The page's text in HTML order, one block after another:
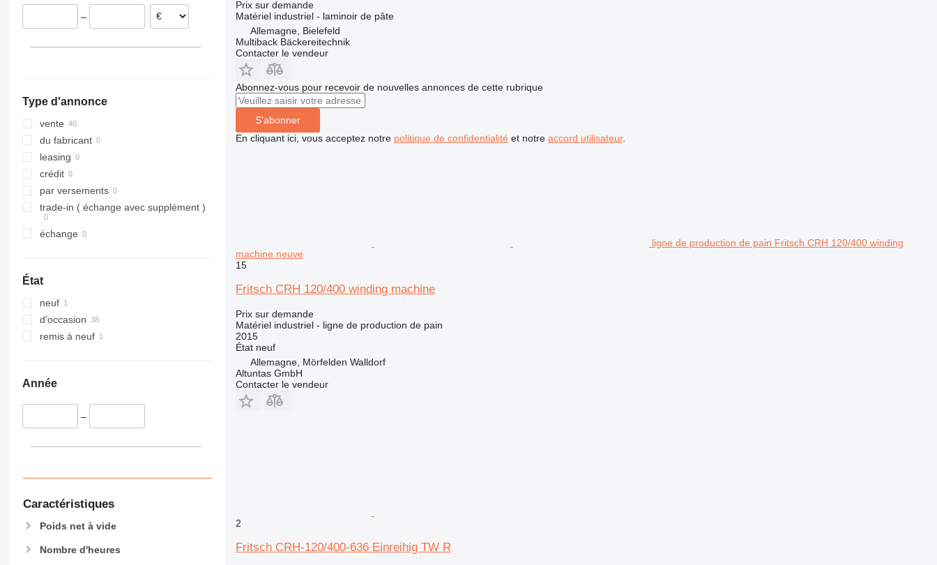
–
Type d'annonce
vente
du fabricant
leasing
crédit
par versements
trade-in ( échange avec supplément )
échange
État
neuf
d'occasion
remis à neuf
Année
–
Caractéristiques
Poids net à vide
Nombre d'heures
Prix sur demande
Matériel industriel - laminoir de pâte
Allemagne, Bielefeld
Multiback Bäckereitechnik
Contacter le vendeur
Abonnez-vous pour recevoir de nouvelles annonces de cette rubrique
S'abonner
En cliquant ici, vous acceptez notre politique de confidentialité et notre accord utilisateur.
ligne de production de pain Fritsch CRH 120/400 winding
machine neuve
15
Fritsch CRH 120/400 winding machine
Prix sur demande
Matériel industriel - ligne de production de pain
2015
Étatneuf
Allemagne, Mörfelden Walldorf
Altuntas GmbH
Contacter le vendeur
2
Fritsch CRH-120/400-636 Einreihig TW R